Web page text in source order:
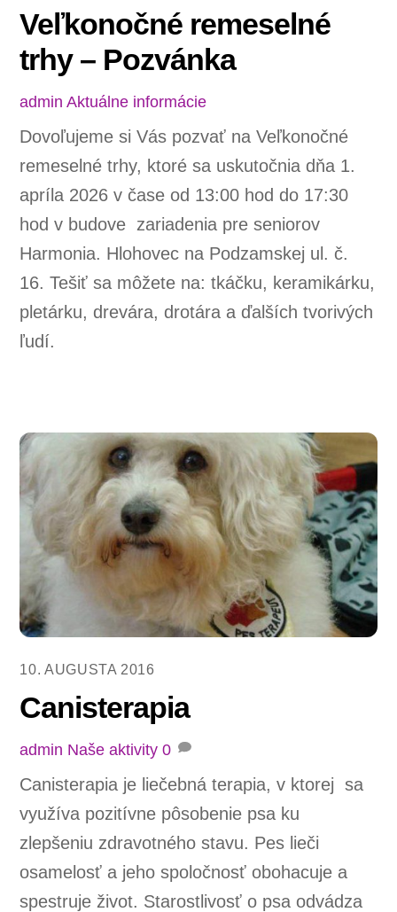
Veľkonočné remeselné
trhy – Pozvánka
admin Aktuálne informácie
Dovoľujeme si Vás pozvať na Veľkonočné
remeselné trhy, ktoré sa uskutočnia dňa 1.
apríla 2026 v čase od 13:00 hod do 17:30
hod v budove zariadenia pre seniorov
Harmonia. Hlohovec na Podzamskej ul. č.
16. Tešiť sa môžete na: tkáčku, keramikárku,
pletárku, drevára, drotára a ďalších tvorivých
ľudí.
10. AUGUSTA 2016
Canisterapia
admin Naše aktivity 0
Canisterapia je liečebná terapia, v ktorej sa
využíva pozitívne pôsobenie psa ku
zlepšeniu zdravotného stavu. Pes lieči
osamelosť a jeho spoločnosť obohacuje a
spestruje život. Starostlivosť o psa odvádza